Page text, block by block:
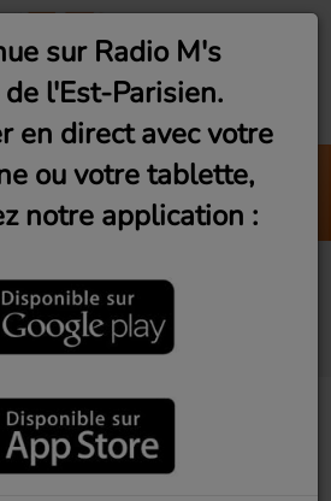
pop-rock
20h)
sur Radio M's
l'Est-Parisien.
en direct avec votre
ou votre tablette,
notre application :